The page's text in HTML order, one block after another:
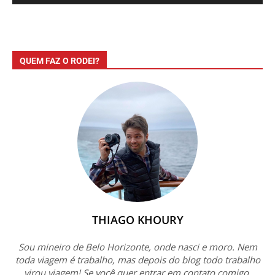
QUEM FAZ O RODEI?
THIAGO KHOURY
Sou mineiro de Belo Horizonte, onde nasci e moro. Nem
toda viagem é trabalho, mas depois do blog todo trabalho
virou viagem! Se você quer entrar em contato comigo,